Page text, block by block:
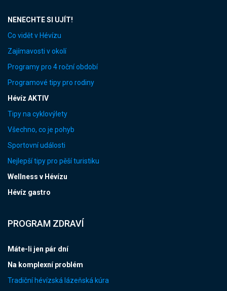
NENECHTE SI UJÍT!
Co vidět v Hévízu
Zajímavosti v okolí
Programy pro 4 roční období
Programové tipy pro rodiny
Hévíz AKTIV
Tipy na cyklovýlety
Všechno, co je pohyb
Sportovní události
Nejlepší tipy pro pěší turistiku
Wellness v Hévízu
Hévíz gastro
PROGRAM ZDRAVÍ
Máte-li jen pár dní
Na komplexní problém
Tradiční hévízská lázeňská kúra